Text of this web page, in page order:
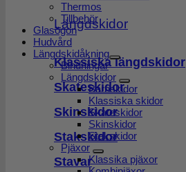
Längdskidor
Klassiska längdskidor
Skateskidor
Skinskidor
Stakskidor
Stavar
Thermos
Tillbehör
Glasögon
Hudvård
Längdskidåkning
Bindningar
Längdskidor
Barnskidor
Klassiska skidor
Skateskidor
Skinskidor
Stakskidor
Pjäxor
Klassika pjäxor